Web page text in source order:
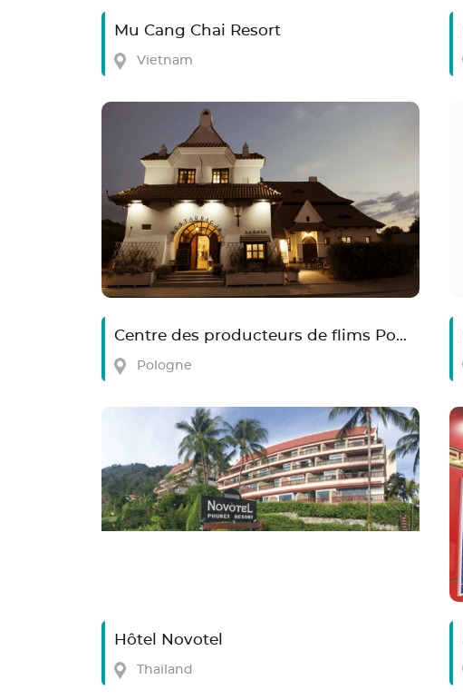
Mu Cang Chai Resort
Vietnam
Centre des producteurs de flims Polonais
Pologne
Hôtel Novotel
Thailand